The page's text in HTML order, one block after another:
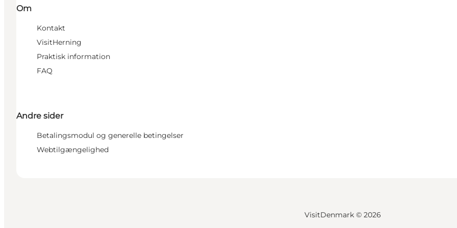
Om
Kontakt
VisitHerning
Praktisk information
FAQ
Andre sider
Betalingsmodul og generelle betingelser
Webtilgængelighed
VisitDenmark © 2026